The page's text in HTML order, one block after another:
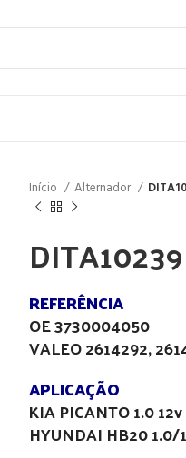
Início Alternador
REFERÊNCIA
OE 3730004050
VALEO 2614292,
APLICAÇÃO
KIA PICANTO 1.0
HYUNDAI HB20 1.0/